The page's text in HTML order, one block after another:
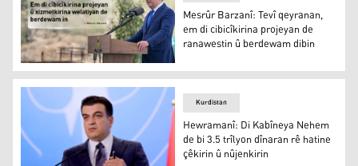
Mesrûr Barzanî: Tevî qeyranan, em di cibicîkirina
Mesrûr Barzanî: Tevî qeyranan,
em di cibicîkirina projeyan de
ranawestin û berdewam dibin
Kurdistan
Hewramanî: Di Kabîneya Nehem
de bi 3.5 trîlyon dînaran rê hatine
çêkirin û nûjenkirin